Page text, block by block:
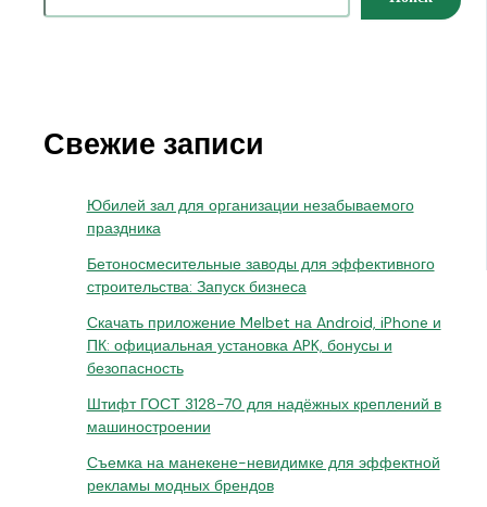
Свежие записи
Юбилей зал для организации незабываемого
праздника
Бетоносмесительные заводы для эффективного
строительства: Запуск бизнеса
Скачать приложение Melbet на Android, iPhone и
ПК: официальная установка APK, бонусы и
безопасность
Штифт ГОСТ 3128-70 для надёжных креплений в
машиностроении
Съемка на манекене-невидимке для эффектной
рекламы модных брендов